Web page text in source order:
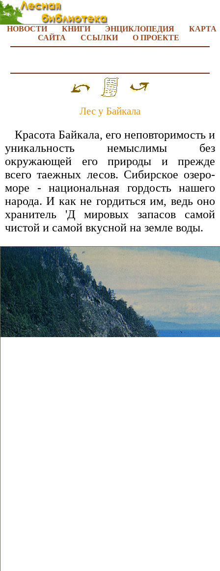
НОВОСТИ КНИГИ ЭНЦИКЛОПЕДИЯ
КАРТА
САЙТА
ССЫЛКИ О ПРОЕКТЕ
Лес у Байкала
Красота Байкала, его неповторимость и
уникальность немыслимы без
окружающей его природы и прежде
всего таежных лесов. Сибирское озеро-
море - национальная гордость нашего
народа. И как не гордиться им, ведь оно
хранитель 'Д мировых запасов самой
чистой и самой вкусной на земле воды.